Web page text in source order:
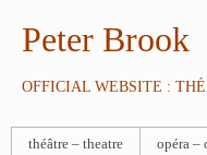
Peter Brook
OFFICIAL WEBSITE :
théâtre – theatre opéra –